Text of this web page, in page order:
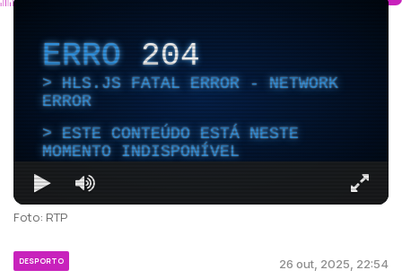
ERRO204
HLS.JS FATAL ERROR - NETWORK
ERROR
ESTE CONTEÚDO ESTÁ NESTE
MOMENTO INDISPONÍVEL
Foto: RTP
DESPORTO 26 out, 2025, 22:54